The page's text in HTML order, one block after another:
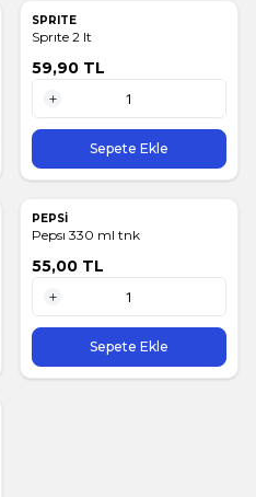
SPRITE
Sprıte 2 lt
59,90 TL
1 Adet
Sepete Ekle
PEPSİ
Pepsı 330 ml tnk
55,00 TL
1 Adet
Sepete Ekle